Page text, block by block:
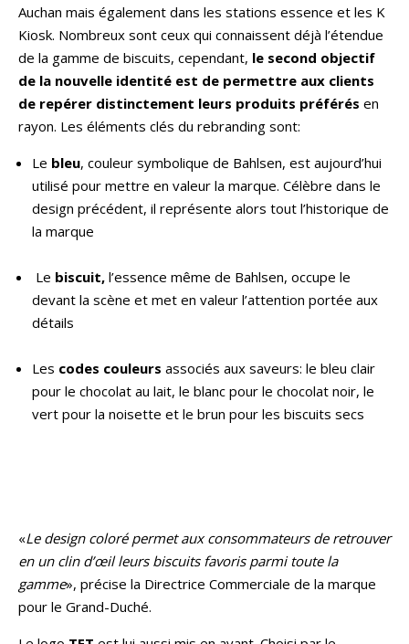
Auchan mais également dans les stations essence et les K
Kiosk. Nombreux sont ceux qui connaissent déjà l’étendue
de la gamme de biscuits, cependant, le second objectif
de la nouvelle identité est de permettre aux clients
de repérer distinctement leurs produits préférés en
rayon. Les éléments clés du rebranding sont:
Le bleu, couleur symbolique de Bahlsen, est aujourd’hui
utilisé pour mettre en valeur la marque. Célèbre dans le
design précédent, il représente alors tout l’historique de
la marque
Le biscuit, l’essence même de Bahlsen, occupe le
devant la scène et met en valeur l’attention portée aux
détails
Les codes couleurs associés aux saveurs: le bleu clair
pour le chocolat au lait, le blanc pour le chocolat noir, le
vert pour la noisette et le brun pour les biscuits secs
«Le design coloré permet aux consommateurs de retrouver
en un clin d’œil leurs biscuits favoris parmi toute la
gamme», précise la Directrice Commerciale de la marque
pour le Grand-Duché.